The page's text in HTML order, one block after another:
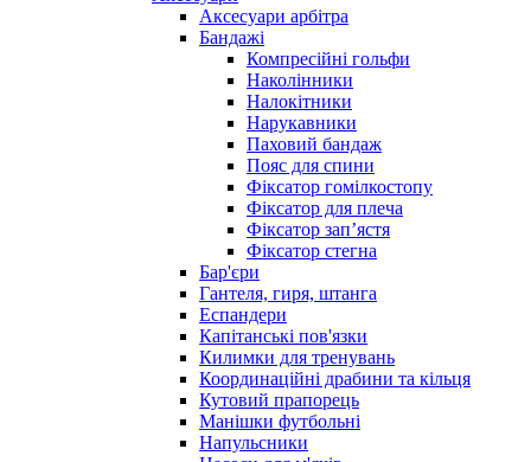
Аксесуари арбітра
Бандажі
Компресійні гольфи
Наколінники
Налокітники
Нарукавники
Паховий бандаж
Пояс для спини
Фіксатор гомілкостопу
Фіксатор для плеча
Фіксатор запʼястя
Фіксатор стегна
Бар'єри
Гантеля, гиря, штанга
Еспандери
Капітанські пов'язки
Килимки для тренувань
Координаційні драбини та кільця
Кутовий прапорець
Манішки футбольні
Напульсники